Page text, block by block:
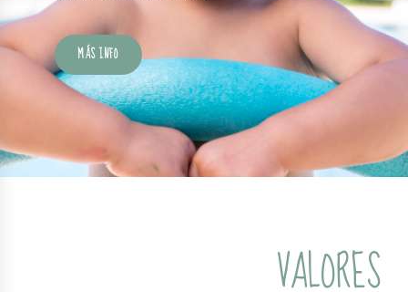
MÁS INFO
VALORES